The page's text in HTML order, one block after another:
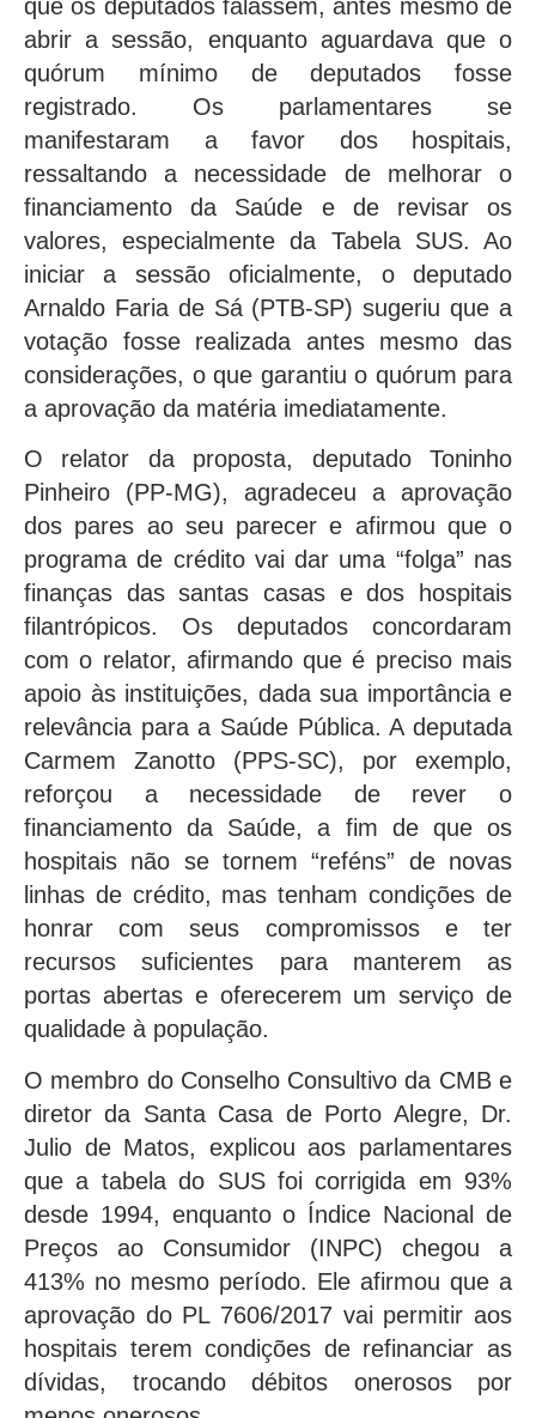
que os deputados falassem, antes mesmo de
abrir a sessão, enquanto aguardava que o
quórum mínimo de deputados fosse
registrado. Os parlamentares se
manifestaram a favor dos hospitais,
ressaltando a necessidade de melhorar o
financiamento da Saúde e de revisar os
valores, especialmente da Tabela SUS. Ao
iniciar a sessão oficialmente, o deputado
Arnaldo Faria de Sá (PTB-SP) sugeriu que a
votação fosse realizada antes mesmo das
considerações, o que garantiu o quórum para
a aprovação da matéria imediatamente.
O relator da proposta, deputado Toninho
Pinheiro (PP-MG), agradeceu a aprovação
dos pares ao seu parecer e afirmou que o
programa de crédito vai dar uma “folga” nas
finanças das santas casas e dos hospitais
filantrópicos. Os deputados concordaram
com o relator, afirmando que é preciso mais
apoio às instituições, dada sua importância e
relevância para a Saúde Pública. A deputada
Carmem Zanotto (PPS-SC), por exemplo,
reforçou a necessidade de rever o
financiamento da Saúde, a fim de que os
hospitais não se tornem “reféns” de novas
linhas de crédito, mas tenham condições de
honrar com seus compromissos e ter
recursos suficientes para manterem as
portas abertas e oferecerem um serviço de
qualidade à população.
O membro do Conselho Consultivo da CMB e
diretor da Santa Casa de Porto Alegre, Dr.
Julio de Matos, explicou aos parlamentares
que a tabela do SUS foi corrigida em 93%
desde 1994, enquanto o Índice Nacional de
Preços ao Consumidor (INPC) chegou a
413% no mesmo período. Ele afirmou que a
aprovação do PL 7606/2017 vai permitir aos
hospitais terem condições de refinanciar as
dívidas, trocando débitos onerosos por